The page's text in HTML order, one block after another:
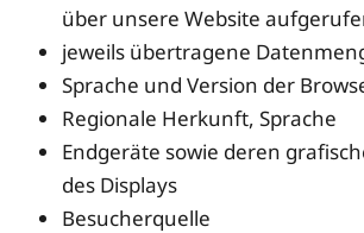
über unsere Website
jeweils übertragene
Sprache und Version der
Regionale Herkunft, Sprache
Endgeräte sowie deren
des Displays
Besucherquelle